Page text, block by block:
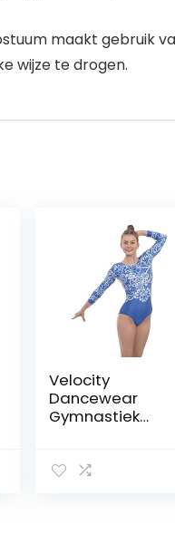
maakt gebruik
wijze te drogen.
Velocity
Dancewear
Gymnastiek